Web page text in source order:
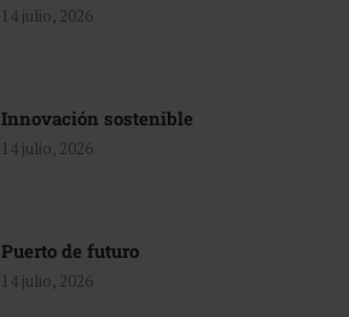
14 julio, 2026
Innovación sostenible
14 julio, 2026
Puerto de futuro
14 julio, 2026